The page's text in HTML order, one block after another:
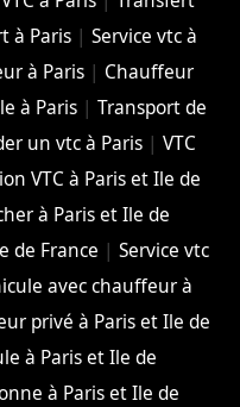
à Paris |Service vtc à
à Paris | Chauffeur
à Paris |Transport de
un vtc à Paris| VTC
VTC à Paris et Ile de
à Paris et Ile de
de France |Service vtc
avec chauffeur à
privé à Paris et Ile de
à Paris et Ile de
à Paris et Ile de